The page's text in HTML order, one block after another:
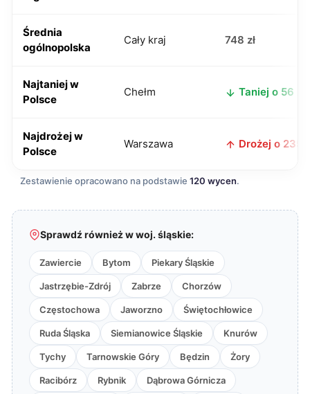
Średnia
ogólnopolska
Cały kraj 748 zł
Najtaniej w
Polsce
Chełm Taniej o 56 zł
Najdrożej w
Polsce
Warszawa Drożej o 235
Zestawienie opracowano na podstawie 120 wycen.
Sprawdź również w woj. śląskie:
Zawiercie Bytom Piekary Śląskie
Jastrzębie-Zdrój Zabrze Chorzów
Częstochowa Jaworzno Świętochłowice
Ruda Śląska Siemianowice Śląskie Knurów
Tychy Tarnowskie Góry Będzin Żory
Racibórz Rybnik Dąbrowa Górnicza